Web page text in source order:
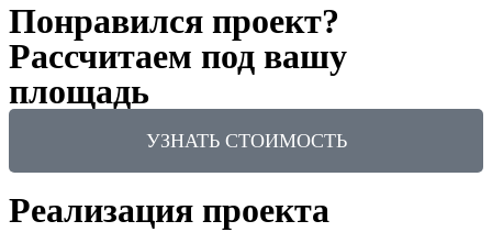
Понравился проект?
Рассчитаем под вашу
площадь
УЗНАТЬ СТОИМОСТЬ
Реализация проекта